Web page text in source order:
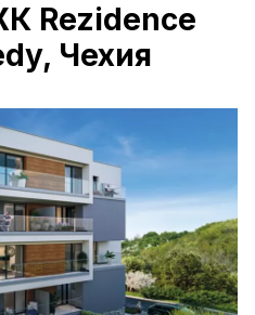
Rezidence
Чехия